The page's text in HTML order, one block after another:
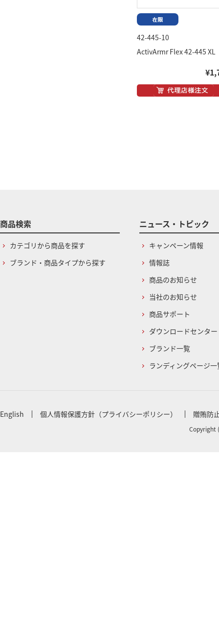
42-445-10
ActivArmr Flex 42-445 XL
商品検索
カテゴリから商品を探す
ブランド・商品タイプから探す
ニュース・トピック
キャンペーン情報
情報誌
商品のお知らせ
当社のお知らせ
商品サポート
ダウンロードセンター
ブランド一覧
ランディングページ一
English 個人情報保護方針（プライバシーポリシー） 贈賄防
Copyright